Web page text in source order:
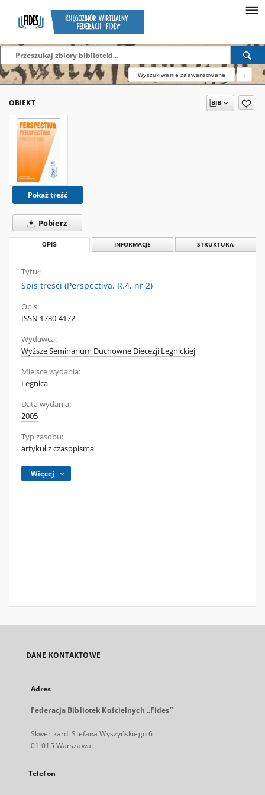
Wyszukiwanie zaawansowane ?
OBIEKT
Pokaż treść
Pobierz
OPIS INFORMACJE STRUKTURA
Tytuł:
Spis treści (Perspectiva, R.4, nr 2)
Opis:
ISSN 1730-4172
Wydawca:
Wyższe Seminarium Duchowne Diecezji Legnickiej
Miejsce wydania:
Legnica
Data wydania:
2005
Typ zasobu:
artykuł z czasopisma
Więcej
DANE KONTAKTOWE
Adres
Federacja Bibliotek Kościelnych „Fides”
Skwer kard. Stefana Wyszyńskiego 6
01-015 Warszawa
Telefon